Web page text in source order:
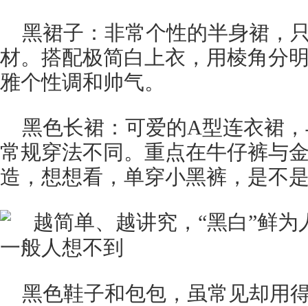
黑裙子：非常个性的半身裙，
材。搭配极简白上衣，用棱角分
雅个性调和帅气。
黑色长裙：可爱的A型连衣裙
常规穿法不同。重点在牛仔裤与
造，想想看，单穿小黑裤，是不
黑色鞋子和包包，虽常见却用